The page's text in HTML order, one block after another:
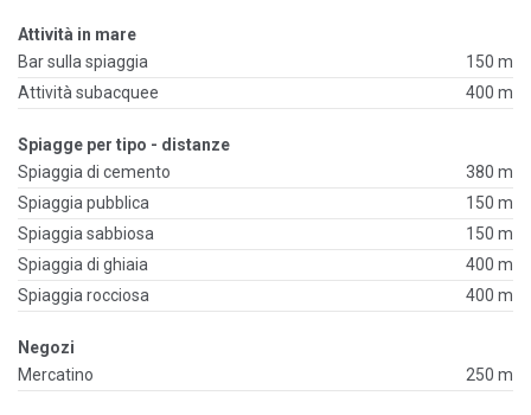
Attività in mare
Bar sulla spiaggia
150 m
Attività subacquee
400 m
Spiagge per tipo - distanze
Spiaggia di cemento
380 m
Spiaggia pubblica
150 m
Spiaggia sabbiosa
150 m
Spiaggia di ghiaia
400 m
Spiaggia rocciosa
400 m
Negozi
Mercatino
250 m